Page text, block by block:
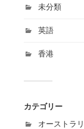
未分類
英語
香港
カテゴリー
オーストラ